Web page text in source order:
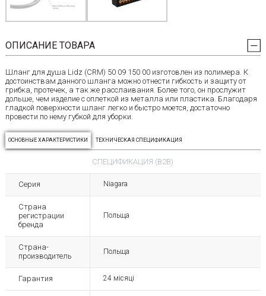
ОПИСАНИЕ ТОВАРА
Шланг для душа Lidz (CRM) 50 09 150 00 изготовлен из полимера. К
достоинствам данного шланга можно отнести гибкость и защиту от
грибка, протечек, а так же расслаивания. Более того, он прослужит
дольше, чем изделие с оплеткой из металла или пластика. Благодаря
гладкой поверхности шланг легко и быстро моется, достаточно
провести по нему губкой для уборки.
ОСНОВНЫЕ ХАРАКТЕРИСТИКИ ТЕХНИЧЕСКАЯ СПЕЦИФИКАЦИЯ
СПЕЦИФИКАЦИЯ (B2B)
Серия Niagara
Страна
регистрации
бренда
Польща
Страна-
производитель
Польща
Гарантия 24 місяці